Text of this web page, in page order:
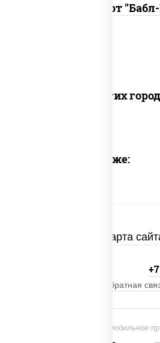
Десерт
Доставка в других
Предлагаем также:
Карта
Установи мобильное
Обратная